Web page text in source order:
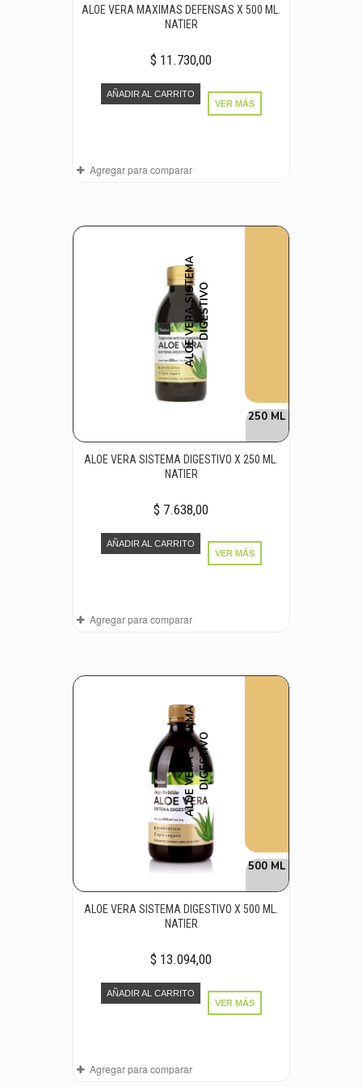
ALOE VERA MAXIMAS DEFENSAS X 500 ML.
NATIER
$ 11.730,00
AÑADIR AL CARRITO
VER MÁS
Agregar para comparar
A
L
O
E
V
E
R
A
S
I
S
T
E
M
A
D
I
G
E
S
T
I
VO
250 ML
ALOE VERA SISTEMA DIGESTIVO X 250 ML.
NATIER
$ 7.638,00
AÑADIR AL CARRITO
VER MÁS
Agregar para comparar
A
L
O
E
V
E
R
A
S
I
S
T
E
M
A
D
I
G
E
S
T
I
VO
500 ML
ALOE VERA SISTEMA DIGESTIVO X 500 ML.
NATIER
$ 13.094,00
AÑADIR AL CARRITO
VER MÁS
Agregar para comparar